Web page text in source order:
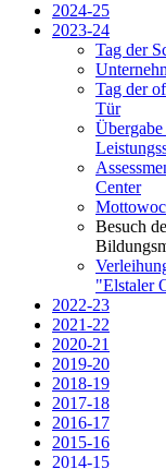
2024-25
2023-24
Tag der
Tag der
Tür
Übergabe
Center
Besuch
"Elstaler
2022-23
2021-22
2020-21
2019-20
2018-19
2017-18
2016-17
2015-16
2014-15